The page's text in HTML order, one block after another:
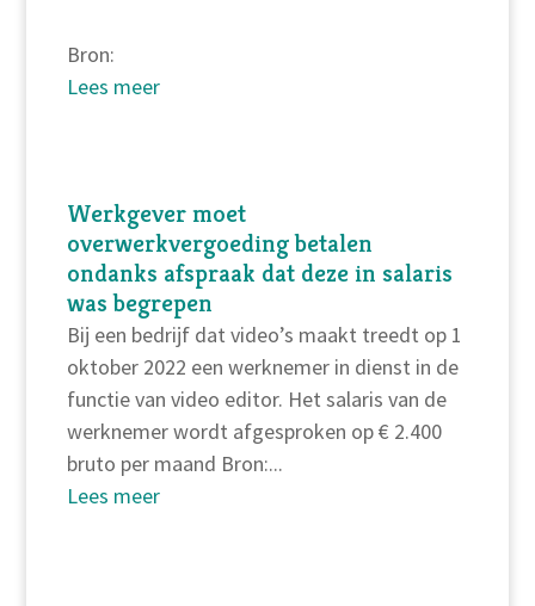
Bron:
Lees meer
Werkgever moet
overwerkvergoeding betalen
ondanks afspraak dat deze in salaris
was begrepen
Bij een bedrijf dat video’s maakt treedt op 1
oktober 2022 een werknemer in dienst in de
functie van video editor. Het salaris van de
werknemer wordt afgesproken op € 2.400
bruto per maand Bron:...
Lees meer